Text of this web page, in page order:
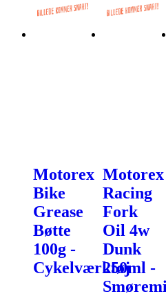
Motorex
Bike
Grease
Bøtte
100g -
Cykelværktøj
Motorex
Racing
Fork
Oil 4w
Dunk
250ml -